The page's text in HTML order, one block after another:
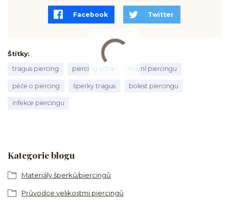
Kategorie blogu
Materiály šperků/piercingů
Průvodce velikostmi piercingů
Facebook Twitter
Štítky
tragus piercing
piercing ucha hojení piercingu
péče o piercing šperky tragus bolest piercingu
infekce piercingu